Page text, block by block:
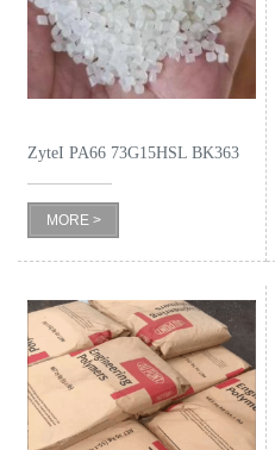
司
产
展
厅
ZyteI PA66 73G15HSL BK363
MORE >